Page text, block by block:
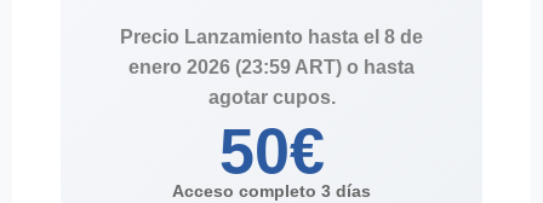
Precio Lanzamiento hasta el 8 de
enero 2026 (23:59 ART) o hasta
agotar cupos.
50€
Acceso completo 3 días